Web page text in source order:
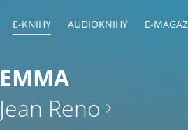
E-KNIHY AUDIOKNIHY E-
EMMA
Jean Reno